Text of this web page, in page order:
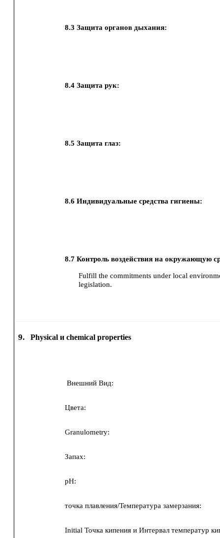
8.3 Защита органов дыхания:
8.4 Защита рук:
8.5 Защита глаз:
8.6 Индивидуальные средства гигиены:
8.7 Контроль воздействия на окружающую
Fulfill the commitments under local
legislation.
9. Physical и chemical properties
Внешний Вид:
Цвета:
Granulometry:
Запах:
pH:
точка плавления/Температура замерзания:
Initial Точка кипения и Интервал температур